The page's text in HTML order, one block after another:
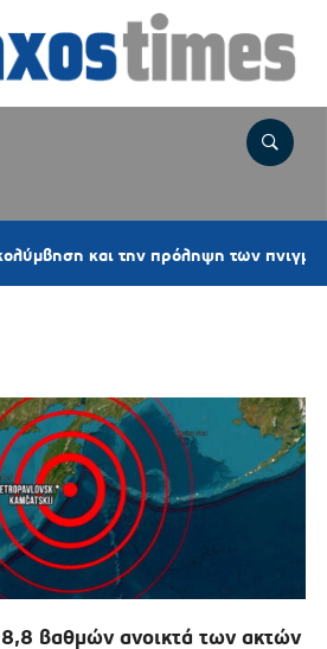
την πρόληψη των πνιγμών
8,8 βαθμών ανοικτά των ακτών